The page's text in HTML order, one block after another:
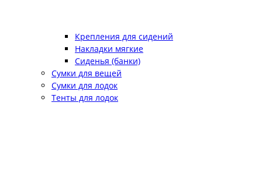
Крепления для сидений
Накладки мягкие
Сиденья (банки)
Сумки для вещей
Сумки для лодок
Тенты для лодок